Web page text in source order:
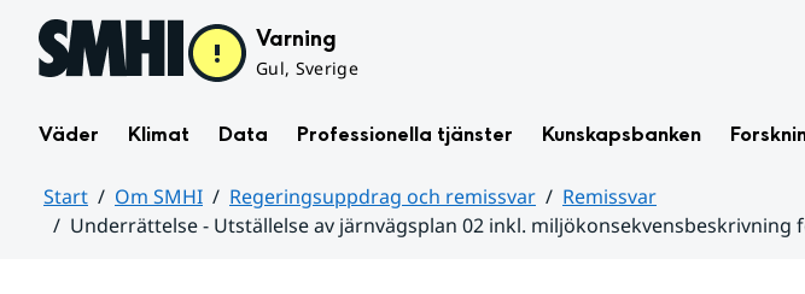
Hoppa till sidans innehåll Varning
Gul, Sverige
Väder Klimat Data Professionella tjänster Kunskapsbanken
Start Om SMHI Regeringsuppdrag och remissvar
Remissvar
Underrättelse - Utställelse av järnvägsplan 02 inkl.